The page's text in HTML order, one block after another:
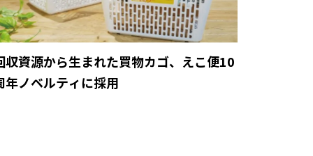
収資源から生まれた買物カゴ、えこ便10
年ノベルティに採用